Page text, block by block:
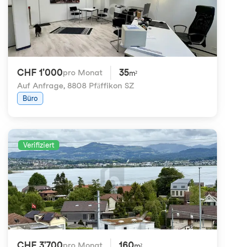
CHF 1'000pro Monat 35m²
Auf Anfrage, 8808 Pfäffikon SZ
Büro
Verifiziert